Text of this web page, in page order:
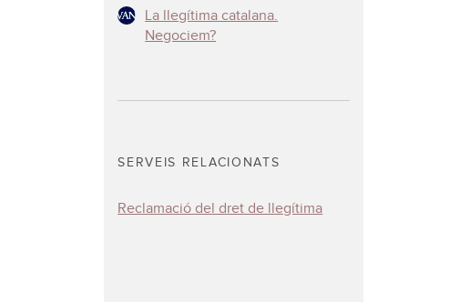
La llegítima catalana.
Negociem?
SERVEIS RELACIONATS
Reclamació del dret de llegítima